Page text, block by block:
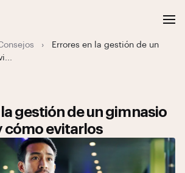
›
Errores en la gestión de un
la gestión de un gimnasio
cómo evitarlos